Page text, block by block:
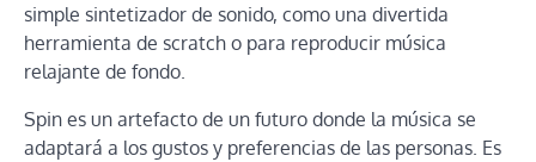
simple sintetizador de sonido, como una divertida
herramienta de scratch o para reproducir música
relajante de fondo.
Spin es un artefacto de un futuro donde la música se
adaptará a los gustos y preferencias de las personas. Es